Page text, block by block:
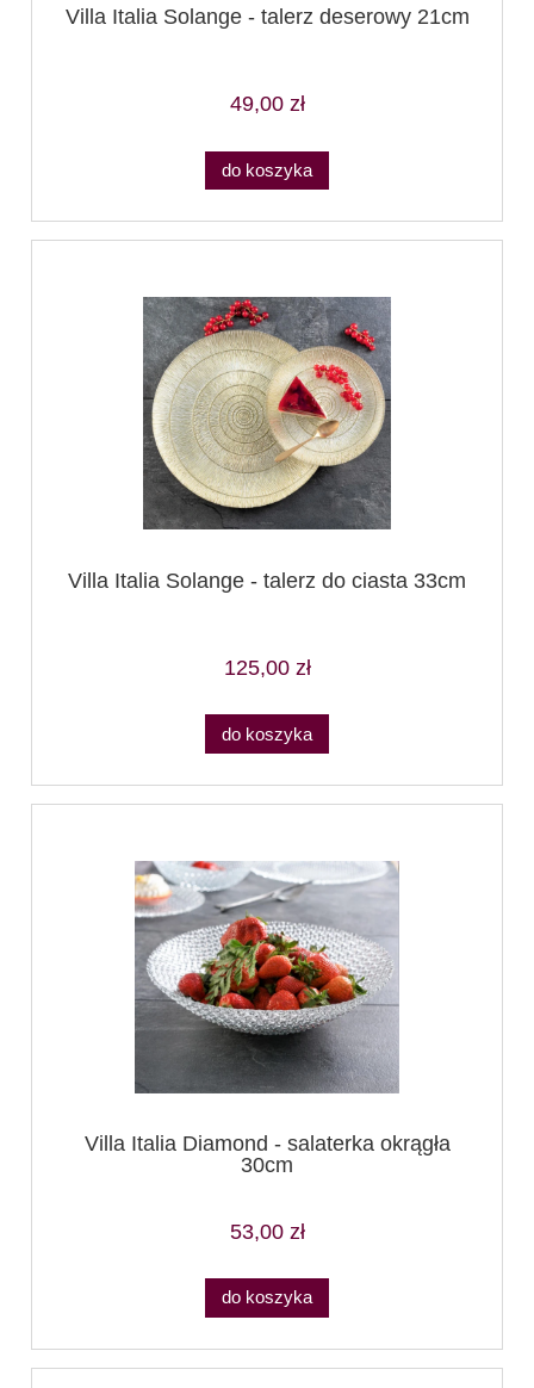
Villa Italia Solange - talerz deserowy 21cm
49,00 zł
do koszyka
Villa Italia Solange - talerz do ciasta 33cm
125,00 zł
do koszyka
Villa Italia Diamond - salaterka okrągła
30cm
53,00 zł
do koszyka